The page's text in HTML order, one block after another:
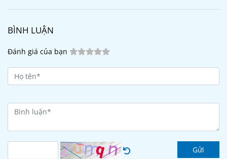
BÌNH LUẬN
Đánh giá của bạn
Gửi